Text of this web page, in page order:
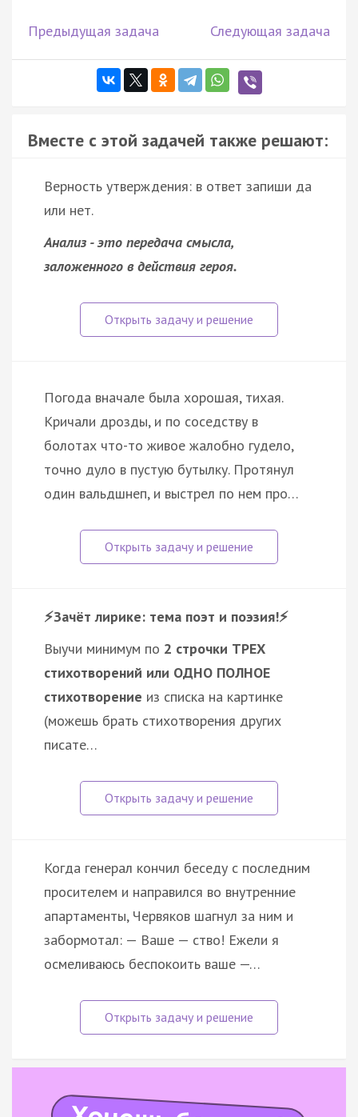
Предыдущая задача Следующая задача
Вместе с этой задачей также решают:
Верность утверждения: в ответ запиши да
или нет.
Анализ - это передача смысла,
заложенного в действия героя.
Погода вначале была хорошая, тихая.
Кричали дрозды, и по соседству в
болотах что-то живое жалобно гудело,
точно дуло в пустую бутылку. Протянул
один вальдшнеп, и выстрел по нем про…
⚡️Зачёт лирике: тема поэт и поэзия!⚡️
Выучи минимум по 2 строчки ТРЕХ
стихотворений или ОДНО ПОЛНОЕ
стихотворение из списка на картинке
(можешь брать стихотворения других
писате…
Когда генерал кончил беседу с последним
просителем и направился во внутренние
апартаменты, Червяков шагнул за ним и
забормотал: — Ваше — ство! Ежели я
осмеливаюсь беспокоить ваше —…